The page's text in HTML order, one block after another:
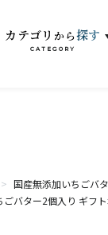
カテゴリ から 探す
CATEGORY
> 国産無添加いちごバ
バター2個入り ギフ